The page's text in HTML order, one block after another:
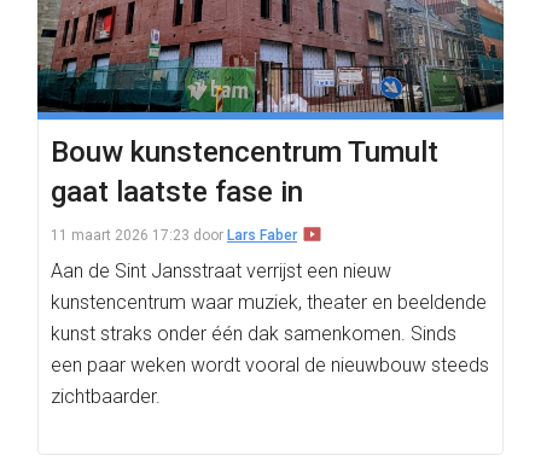
Bouw kunstencentrum Tumult
gaat laatste fase in
11 maart 2026 17:23 door Lars Faber
Aan de Sint Jansstraat verrijst een nieuw
kunstencentrum waar muziek, theater en beeldende
kunst straks onder één dak samenkomen. Sinds
een paar weken wordt vooral de nieuwbouw steeds
zichtbaarder.